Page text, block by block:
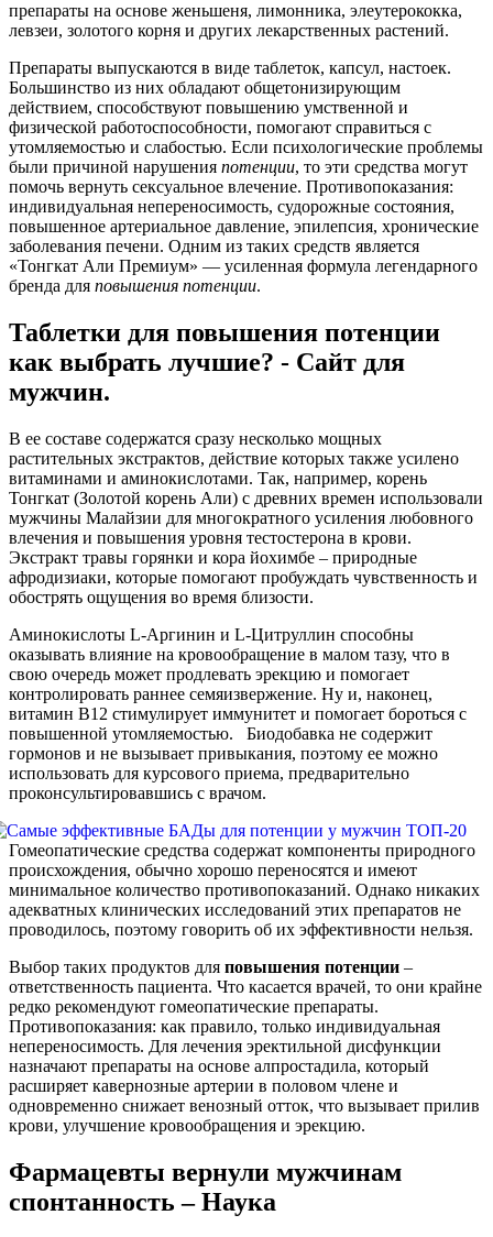
препараты на основе женьшеня, лимонника, элеутерококка,
левзеи, золотого корня и других лекарственных растений.
Препараты выпускаются в виде таблеток, капсул, настоек.
Большинство из них обладают общетонизирующим
действием, способствуют повышению умственной и
физической работоспособности, помогают справиться с
утомляемостью и слабостью. Если психологические проблемы
были причиной нарушения потенции, то эти средства могут
помочь вернуть сексуальное влечение. Противопоказания:
индивидуальная непереносимость, судорожные состояния,
повышенное артериальное давление, эпилепсия, хронические
заболевания печени. Одним из таких средств является
«Тонгкат Али Премиум» — усиленная формула легендарного
бренда для повышения потенции.
Таблетки для повышения потенции
как выбрать лучшие? - Сайт для
мужчин.
В ее составе содержатся сразу несколько мощных
растительных экстрактов, действие которых также усилено
витаминами и аминокислотами. Так, например, корень
Тонгкат (Золотой корень Али) с древних времен использовали
мужчины Малайзии для многократного усиления любовного
влечения и повышения уровня тестостерона в крови.
Экстракт травы горянки и кора йохимбе – природные
афродизиаки, которые помогают пробуждать чувственность и
обострять ощущения во время близости.
Аминокислоты L-Аргинин и L-Цитруллин способны
оказывать влияние на кровообращение в малом тазу, что в
свою очередь может продлевать эрекцию и помогает
контролировать раннее семяизвержение. Ну и, наконец,
витамин В12 стимулирует иммунитет и помогает бороться с
повышенной утомляемостью. Биодобавка не содержит
гормонов и не вызывает привыкания, поэтому ее можно
использовать для курсового приема, предварительно
проконсультировавшись с врачом.
Гомеопатические средства содержат компоненты природного
происхождения, обычно хорошо переносятся и имеют
минимальное количество противопоказаний. Однако никаких
адекватных клинических исследований этих препаратов не
проводилось, поэтому говорить об их эффективности нельзя.
Выбор таких продуктов для повышения потенции –
ответственность пациента. Что касается врачей, то они крайне
редко рекомендуют гомеопатические препараты.
Противопоказания: как правило, только индивидуальная
непереносимость. Для лечения эректильной дисфункции
назначают препараты на основе алпростадила, который
расширяет кавернозные артерии в половом члене и
одновременно снижает венозный отток, что вызывает прилив
крови, улучшение кровообращения и эрекцию.
Фармацевты вернули мужчинам
спонтанность – Наука